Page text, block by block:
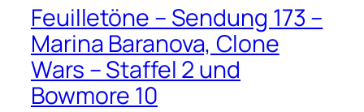
Feuilletöne – Sendung 173 –
Marina Baranova, Clone
Wars – Staffel 2 und
Bowmore 10